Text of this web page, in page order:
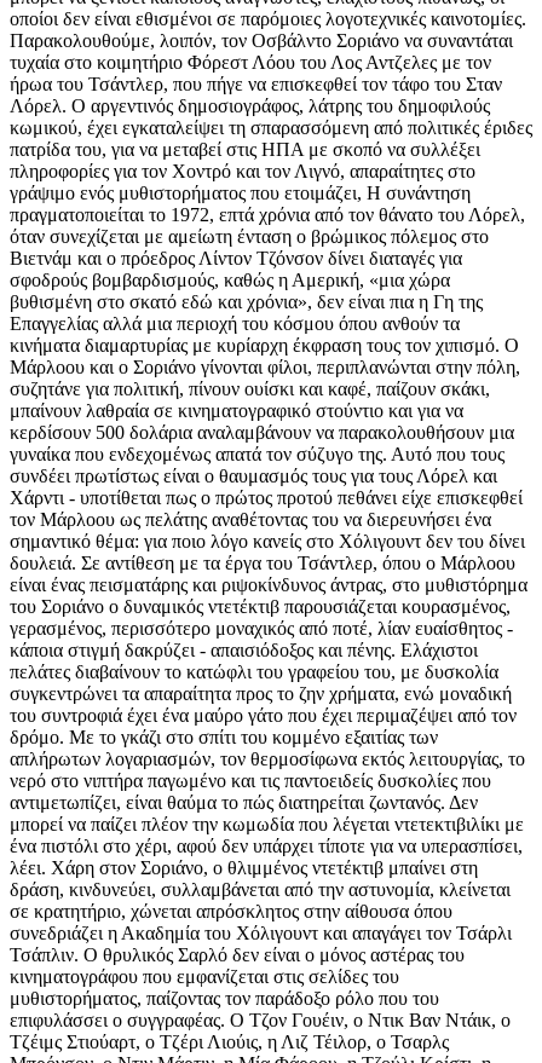
οποίοι δεν είναι εθισμένοι σε παρόμοιες λογοτεχνικές καινοτομίες.
Παρακολουθούμε, λοιπόν, τον Οσβάλντο Σοριάνο να συναντάται
τυχαία στο κοιμητήριο Φόρεστ Λόου του Λος Αντζελες με τον
ήρωα του Τσάντλερ, που πήγε να επισκεφθεί τον τάφο του Σταν
Λόρελ. Ο αργεντινός δημοσιογράφος, λάτρης του δημοφιλούς
κωμικού, έχει εγκαταλείψει τη σπαρασσόμενη από πολιτικές έριδες
πατρίδα του, για να μεταβεί στις ΗΠΑ με σκοπό να συλλέξει
πληροφορίες για τον Χοντρό και τον Λιγνό, απαραίτητες στο
γράψιμο ενός μυθιστορήματος που ετοιμάζει, Η συνάντηση
πραγματοποιείται το 1972, επτά χρόνια από τον θάνατο του Λόρελ,
όταν συνεχίζεται με αμείωτη ένταση ο βρώμικος πόλεμος στο
Βιετνάμ και ο πρόεδρος Λίντον Τζόνσον δίνει διαταγές για
σφοδρούς βομβαρδισμούς, καθώς η Αμερική, «μια χώρα
βυθισμένη στο σκατό εδώ και χρόνια», δεν είναι πια η Γη της
Επαγγελίας αλλά μια περιοχή του κόσμου όπου ανθούν τα
κινήματα διαμαρτυρίας με κυρίαρχη έκφραση τους τον χιπισμό. Ο
Μάρλοου και ο Σοριάνο γίνονται φίλοι, περιπλανώνται στην πόλη,
συζητάνε για πολιτική, πίνουν ουίσκι και καφέ, παίζουν σκάκι,
μπαίνουν λαθραία σε κινηματογραφικό στούντιο και για να
κερδίσουν 500 δολάρια αναλαμβάνουν να παρακολουθήσουν μια
γυναίκα που ενδεχομένως απατά τον σύζυγο της. Αυτό που τους
συνδέει πρωτίστως είναι ο θαυμασμός τους για τους Λόρελ και
Χάρντι - υποτίθεται πως ο πρώτος προτού πεθάνει είχε επισκεφθεί
τον Μάρλοου ως πελάτης αναθέτοντας του να διερευνήσει ένα
σημαντικό θέμα: για ποιο λόγο κανείς στο Χόλιγουντ δεν του δίνει
δουλειά. Σε αντίθεση με τα έργα του Τσάντλερ, όπου ο Μάρλοου
είναι ένας πεισματάρης και ριψοκίνδυνος άντρας, στο μυθιστόρημα
του Σοριάνο ο δυναμικός ντετέκτιβ παρουσιάζεται κουρασμένος,
γερασμένος, περισσότερο μοναχικός από ποτέ, λίαν ευαίσθητος -
κάποια στιγμή δακρύζει - απαισιόδοξος και πένης. Ελάχιστοι
πελάτες διαβαίνουν το κατώφλι του γραφείου του, με δυσκολία
συγκεντρώνει τα απαραίτητα προς το ζην χρήματα, ενώ μοναδική
του συντροφιά έχει ένα μαύρο γάτο που έχει περιμαζέψει από τον
δρόμο. Με το γκάζι στο σπίτι του κομμένο εξαιτίας των
απλήρωτων λογαριασμών, τον θερμοσίφωνα εκτός λειτουργίας, το
νερό στο νιπτήρα παγωμένο και τις παντοειδείς δυσκολίες που
αντιμετωπίζει, είναι θαύμα το πώς διατηρείται ζωντανός. Δεν
μπορεί να παίζει πλέον την κωμωδία που λέγεται ντετεκτιβιλίκι με
ένα πιστόλι στο χέρι, αφού δεν υπάρχει τίποτε για να υπερασπίσει,
λέει. Χάρη στον Σοριάνο, ο θλιμμένος ντετέκτιβ μπαίνει στη
δράση, κινδυνεύει, συλλαμβάνεται από την αστυνομία, κλείνεται
σε κρατητήριο, χώνεται απρόσκλητος στην αίθουσα όπου
συνεδριάζει η Ακαδημία του Χόλιγουντ και απαγάγει τον Τσάρλι
Τσάπλιν. Ο θρυλικός Σαρλό δεν είναι ο μόνος αστέρας του
κινηματογράφου που εμφανίζεται στις σελίδες του
μυθιστορήματος, παίζοντας τον παράδοξο ρόλο που του
επιφυλάσσει ο συγγραφέας. Ο Τζον Γουέιν, ο Ντικ Βαν Ντάικ, ο
Τζέιμς Στιούαρτ, ο Τζέρι Λιούις, η Λιζ Τέιλορ, ο Τσαρλς